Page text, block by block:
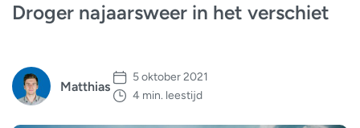
Droger najaarsweer in het verschiet
Matthias
5 oktober 2021
4 min. leestijd